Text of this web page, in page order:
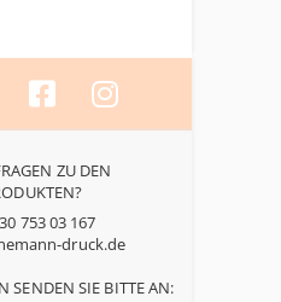
ZU DEN
753 03 167
druck.de
SENDEN SIE BITTE AN: